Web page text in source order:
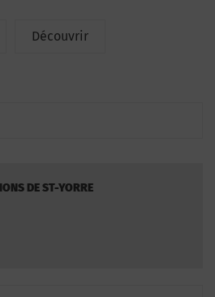
Découvrir
DE ST-YORRE